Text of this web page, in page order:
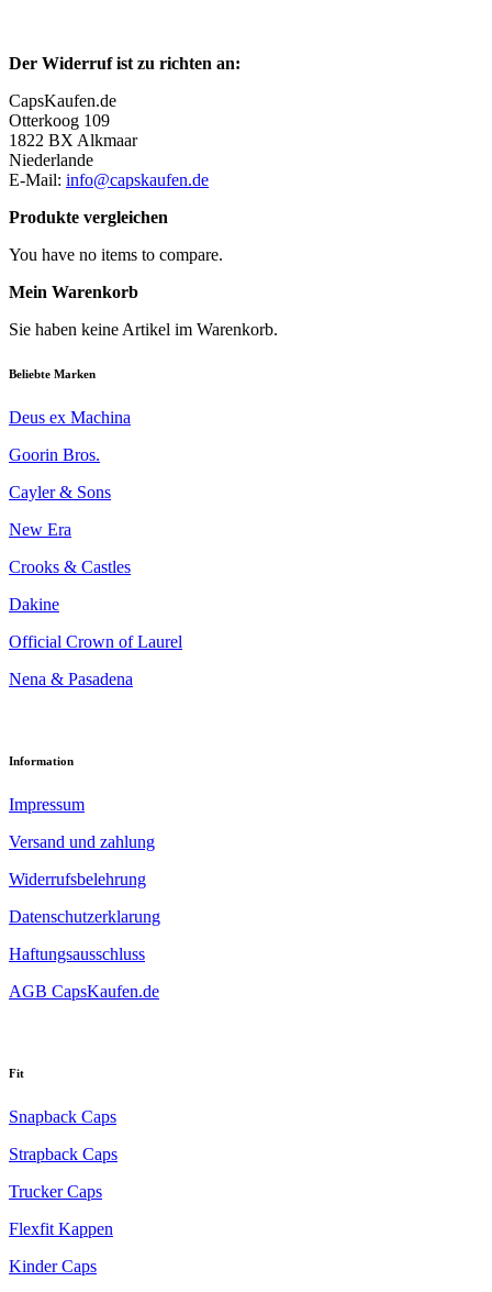
Der Widerruf ist zu richten an:
CapsKaufen.de
Otterkoog 109
1822 BX Alkmaar
Niederlande
E-Mail: info@capskaufen.de
Produkte vergleichen
You have no items to compare.
Mein Warenkorb
Sie haben keine Artikel im Warenkorb.
Beliebte Marken
Deus ex Machina
Goorin Bros.
Cayler & Sons
New Era
Crooks & Castles
Dakine
Official Crown of Laurel
Nena & Pasadena
Information
Impressum
Versand und zahlung
Widerrufsbelehrung
Datenschutzerklarung
Haftungsausschluss
AGB CapsKaufen.de
Fit
Snapback Caps
Strapback Caps
Trucker Caps
Flexfit Kappen
Kinder Caps